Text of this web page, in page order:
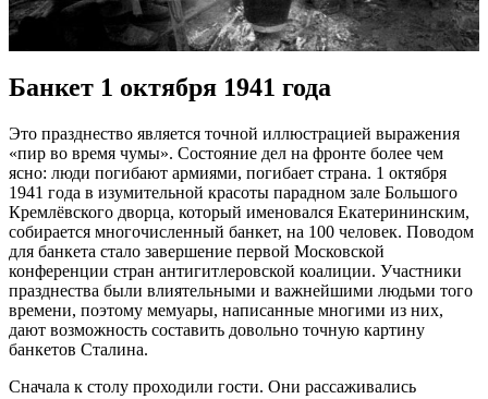
Банкет 1 октября 1941 года
Это празднество является точной иллюстрацией выражения
«пир во время чумы». Состояние дел на фронте более чем
ясно: люди погибают армиями, погибает страна. 1 октября
1941 года в изумительной красоты парадном зале Большого
Кремлёвского дворца, который именовался Екатерининским,
собирается многочисленный банкет, на 100 человек. Поводом
для банкета стало завершение первой Московской
конференции стран антигитлеровской коалиции. Участники
празднества были влиятельными и важнейшими людьми того
времени, поэтому мемуары, написанные многими из них,
дают возможность составить довольно точную картину
банкетов Сталина.
Сначала к столу проходили гости. Они рассаживались